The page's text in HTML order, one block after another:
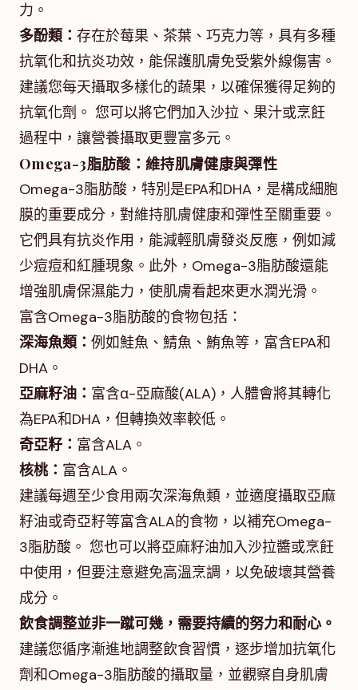
力。
多酚類： 存在於莓果、茶葉、巧克力等，具有多種
抗氧化和抗炎功效，能保護肌膚免受紫外線傷害。
建議您每天攝取多樣化的蔬果，以確保獲得足夠的
抗氧化劑。 您可以將它們加入沙拉、果汁或烹飪
過程中，讓營養攝取更豐富多元。
Omega-3脂肪酸：維持肌膚健康與彈性
Omega-3脂肪酸，特別是EPA和DHA，是構成細胞
膜的重要成分，對維持肌膚健康和彈性至關重要。
它們具有抗炎作用，能減輕肌膚發炎反應，例如減
少痘痘和紅腫現象。此外，Omega-3脂肪酸還能
增強肌膚保濕能力，使肌膚看起來更水潤光滑。
富含Omega-3脂肪酸的食物包括：
深海魚類： 例如鮭魚、鯖魚、鮪魚等，富含EPA和
DHA。
亞麻籽油： 富含α-亞麻酸(ALA)，人體會將其轉化
為EPA和DHA，但轉換效率較低。
奇亞籽： 富含ALA。
核桃： 富含ALA。
建議每週至少食用兩次深海魚類，並適度攝取亞麻
籽油或奇亞籽等富含ALA的食物，以補充Omega-
3脂肪酸。 您也可以將亞麻籽油加入沙拉醬或烹飪
中使用，但要注意避免高溫烹調，以免破壞其營養
成分。
飲食調整並非一蹴可幾，需要持續的努力和耐心。
建議您循序漸進地調整飲食習慣，逐步增加抗氧化
劑和Omega-3脂肪酸的攝取量，並觀察自身肌膚